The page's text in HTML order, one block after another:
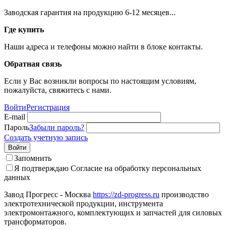
Заводская гарантия на продукцию 6-12 месяцев...
Где купить
Наши адреса и телефоны можно найти в блоке контакты.
Обратная связь
Если у Вас возникли вопросы по настоящим условиям,
пожалуйста, свяжитесь с нами.
ВойтиРегистрация
E-mail
ПарольЗабыли пароль?
Создать учетную запись
Войти
Запомнить
Я подтверждаю Согласие на обработку персональных
данных
Завод Прогресс - Москва https://zd-progress.ru производство
электротехнической продукции, инструмента
электромонтажного, комплектующих и запчастей для силовых
трансформаторов.